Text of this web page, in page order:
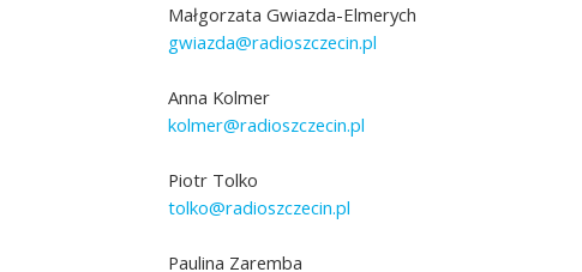
Małgorzata Gwiazda-Elmerych
gwiazda@radioszczecin.pl
Anna Kolmer
kolmer@radioszczecin.pl
Piotr Tolko
tolko@radioszczecin.pl
Paulina Zaremba